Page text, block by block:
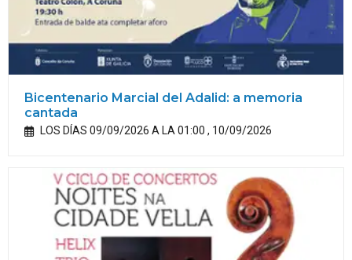
Bicentenario Marcial del Adalid: a memoria
cantada
LOS DÍAS 09/09/2026 A LA 01:00 , 10/09/2026